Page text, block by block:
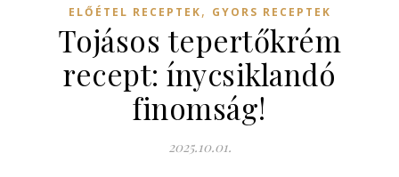
ELŐÉTEL RECEPTEK, GYORS RECEPTEK
Tojásos tepertőkrém
recept: ínycsiklandó
finomság!
2025.10.01.